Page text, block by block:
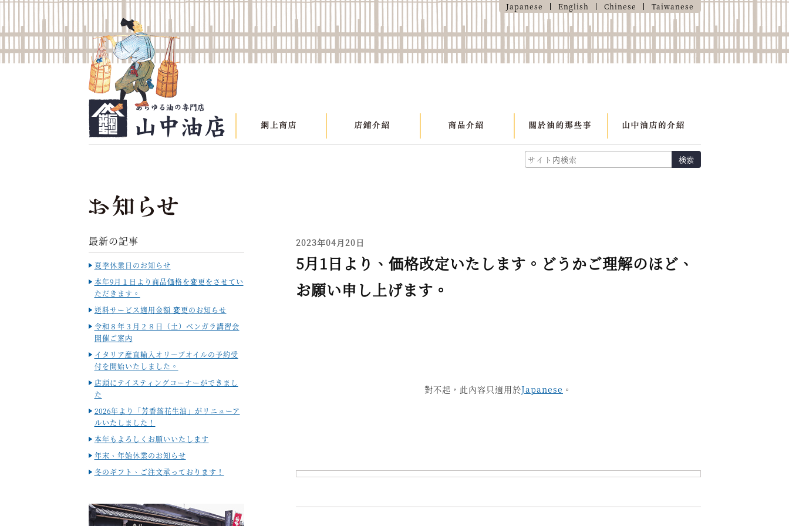
Japanese English Chinese Taiwanese
検索
2023年04月20日
5月1日より、価格改定いたします。どうかご理解のほど、
お願い申し上げます。
對不起，此內容只適用於Japanese 。
最新の記事
夏季休業日のお知らせ
本年9月１日より商品価格を変更をさせてい
ただきます。
送料サービス適用金額 変更のお知らせ
令和８年３月２８日（土）ベンガラ講習会
開催ご案内
イタリア産直輸入オリーブオイルの予約受
付を開始いたしました。
店頭にテイスティングコーナーができまし
た
2026年より「芳香落花生油」がリニューア
ルいたしました！
本年もよろしくお願いいたします
年末、年始休業のお知らせ
冬のギフト、ご注文承っております！